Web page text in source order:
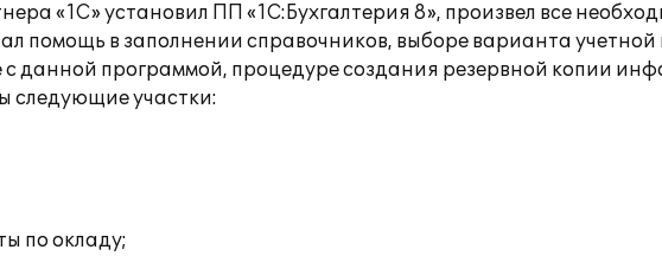
«1С» установил ПП «1С:Бухгалтерия 8», произвел все
помощь в заполнении справочников, выборе варианта
с данной программой, процедуре создания резервной копии
следующие участки:
по окладу;